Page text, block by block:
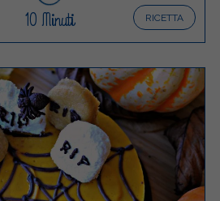
RICETTA
10 Minuti